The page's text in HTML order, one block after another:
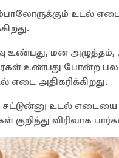
உடல் எடை
உண்பது, மன அழுத்தம்,
உண்பது போன்ற பல
அதிகரிக்கிறது.
உடல் எடையை
குறித்து விரிவாக